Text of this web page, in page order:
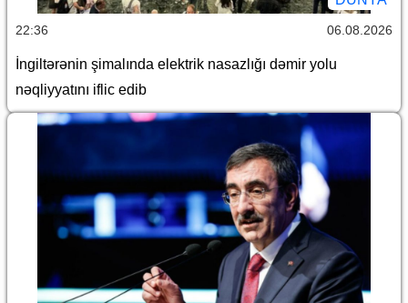
22:36 06.08.2026
İngiltərənin şimalında elektrik nasazlığı dəmir yolu
nəqliyyatını iflic edib